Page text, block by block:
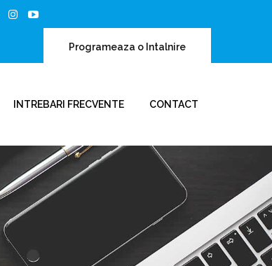
Programeaza o Intalnire
INTREBARI FRECVENTE CONTACT